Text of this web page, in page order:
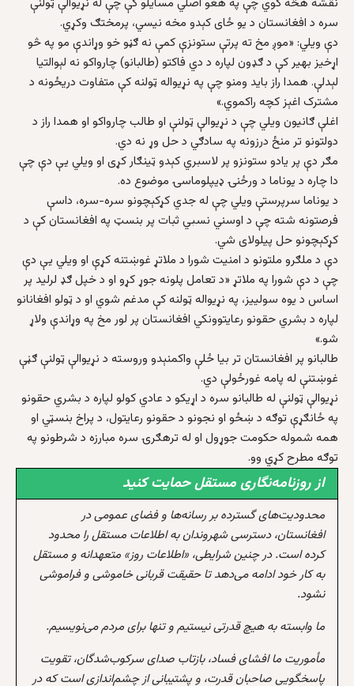
سره د افغانستان د یو ځای کېدو مخه نیسي، پرمختګ وکړي.
دې ویلي: «موږ مخ ته پرتې ستونزې کمې نه ګڼو خو وړاندې مو په څو
اړخیز بهیر کې د ګډون لپاره د دي فاکتو (طالبانو) چارواکو نه لېوالتیا
لېدلې. همدا راز باید ومنو چې په نړیواله ټولنه کې متفاوت دریځونه د
مشترک اغېز کچه راکموي.»
اغلې ګانیون ویلي چې د نړیوالې ټولنې او طالب چارواکو او همدا راز د
دولتونو تر منځ درزونه په سادګي د حل وړ نه دي.
مګر دې پر یادو ستونزو پر لاسبري کېدو ټینګار کړی او ویلي یې دې چې
دا چاره د یوناما د ورځنۍ ډیپلوماسۍ موضوع ده.
د یوناما سرپرستې ویلي چې له جدي کړکېچونو سره-سره، داسې
فرصتونه شته چې د اوسني نسبي ثبات پر بنسټ په افغانستان کې د
کړکېچونو حل پیلولای شي.
دې د ملګرو ملتونو د امنیت شورا د ملاتړ غوښتنه کړې او ویلي یې دې
چې د دې شورا په ملاتړ «د تعامل پلونه جوړ کړو او د خپل ګډ لرلید پر
اساس د یوه سولییز، په نړیواله ټولنه کې مدغم شوي او د ټولو افغانانو
لپاره د بشري حقونو رعایتوونکي افغانستان پر لور مخ په وړاندې ولاړ
شو.»
طالبانو پر افغانستان تر بیا ځلې واکمنېدو وروسته د نړیوالې ټولنې ګڼې
غوښتنې له پامه غورځولې دي.
نړیوالې ټولنې له طالبانو سره د اړیکو د عادي کولو لپاره د بشري حقونو
په ځانګړې توګه د ښځو او نجونو د حقونو رعایتول، د پراخ بنسټي او
همه شموله حکومت جوړول او له ترهګرۍ سره مبارزه د شرطونو په
توګه مطرح کړي وو.
از روزنامه‌نگاری مستقل حمایت کنید
محدودیت‌های گسترده بر رسانه‌ها و فضای عمومی در
افغانستان، دسترسی شهروندان به اطلاعات مستقل را محدود
کرده است. در چنین شرایطی، «اطلاعات روز» متعهدانه و مستقل
به کار خود ادامه می‌دهد تا حقیقت قربانی خاموشی و فراموشی
نشود.
ما وابسته به هیچ قدرتی نیستیم و تنها برای مردم می‌نویسیم.
مأموریت ما افشای فساد، بازتاب صدای سرکوب‌شدگان، تقویت
پاسخگویی صاحبان قدرت، و پشتیبانی از چشم‌اندازی است که در